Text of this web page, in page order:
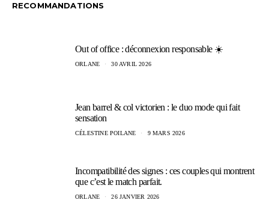
RECOMMANDATIONS
Out of office : déconnexion responsable ☀️
ORLANE 30 AVRIL 2026
Jean barrel & col victorien : le duo mode qui fait
sensation
CÉLESTINE POILANE 9 MARS 2026
Incompatibilité des signes : ces couples qui montrent
que c’est le match parfait.
ORLANE 26 JANVIER 2026